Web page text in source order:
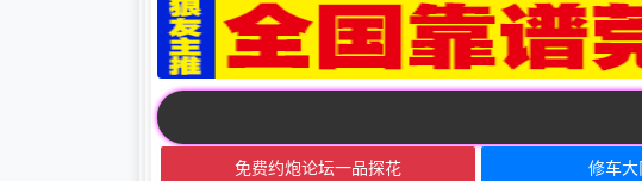
免费约炮论坛一品探花 修车